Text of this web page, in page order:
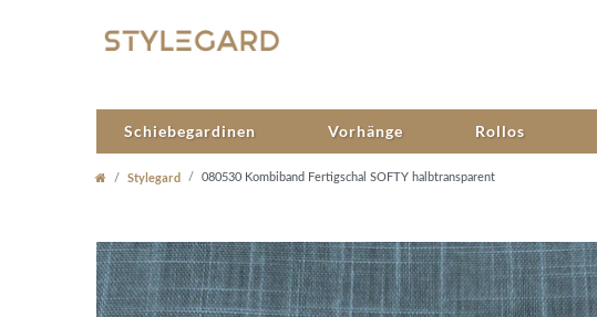
Schiebegardinen Vorhänge Rollos
Stylegard 080530 Kombiband Fertigschal SOFTY halbtransparent